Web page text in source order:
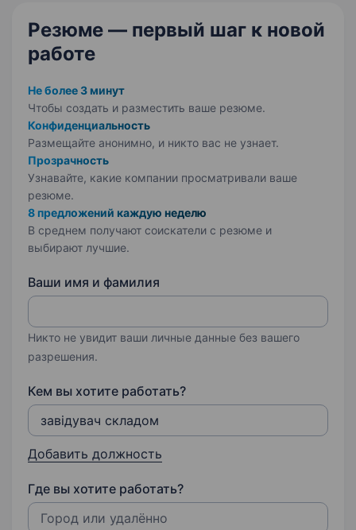
Резюме — первый шаг к новой
работе
Не более 3 минут
Чтобы создать и разместить ваше резюме.
Конфиденциальность
Размещайте анонимно, и никто вас не узнает.
Прозрачность
Узнавайте, какие компании просматривали ваше
резюме.
8 предложений каждую неделю
В среднем получают соискатели с резюме и
выбирают лучшие.
Ваши имя и фамилия
Никто не увидит ваши личные данные без вашего
разрешения.
Кем вы хотите работать?
Добавить должность
Где вы хотите работать?